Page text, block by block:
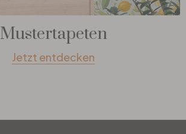
Mustertapeten
Jetzt entdecken